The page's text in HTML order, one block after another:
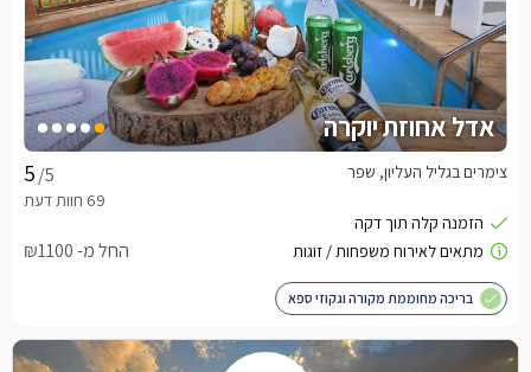
אדל אחוזת יוקרה
/5 צימרים בגליל העליון, שפר
החל מ- ₪1100
בריכה מחוממת מקורה וגקוזי ספא